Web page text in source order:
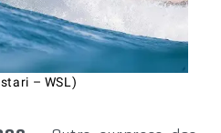
– WSL)